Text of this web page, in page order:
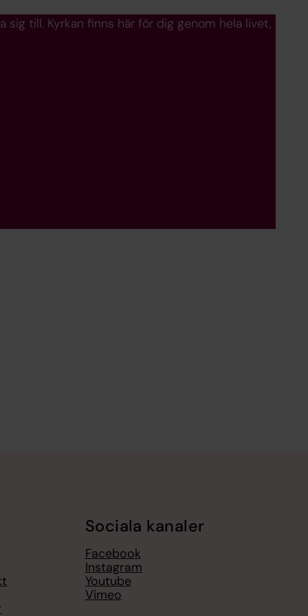
till. Kyrkan finns här för dig genom hela livet,
Sociala kanaler
Facebook
Instagram
Youtube
Vimeo